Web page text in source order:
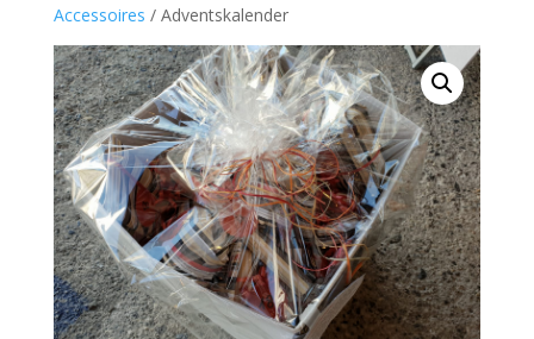
Accessoires / Adventskalender